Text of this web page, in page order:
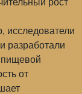
рост
исследователи
разработали
пищевой
от